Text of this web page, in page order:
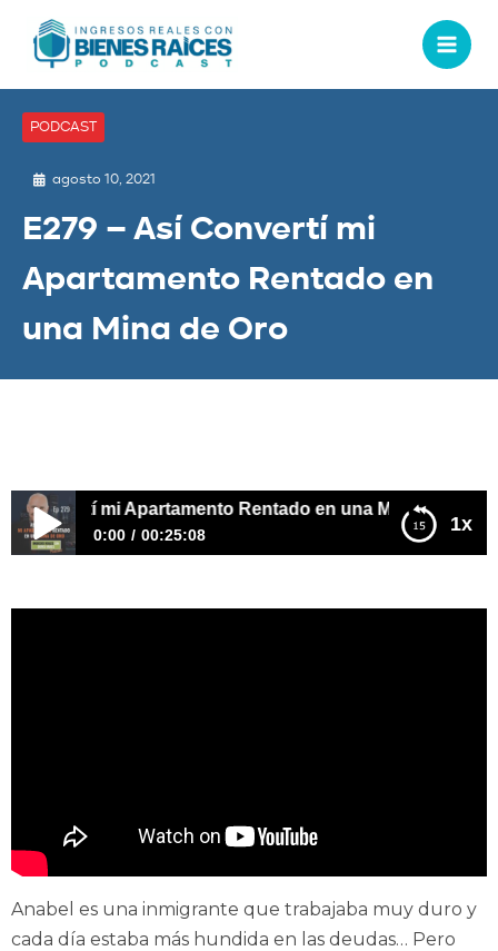
PODCAST
agosto 10, 2021
E279 – Así Convertí mi
Apartamento Rentado en
una Mina de Oro
1x
mi Apartamento Rentado en una Mina de Oro
0:00 00:25:08
Anabel es una inmigrante que trabajaba muy duro y
cada día estaba más hundida en las deudas… Pero